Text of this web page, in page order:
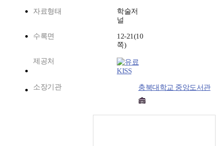
자료형태
학술저
널
수록면
12-21(10
쪽)
제공처
KISS
소장기관 충북대학교 중앙도서관